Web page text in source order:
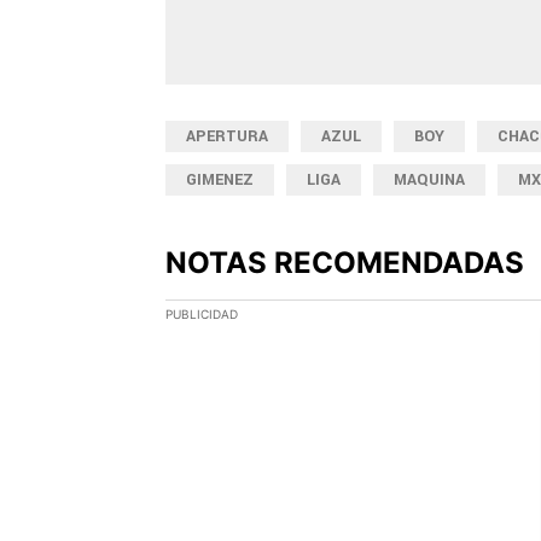
APERTURA AZUL BOY
GIMENEZ
LIGA MAQUINA MX
NOTAS RECOMENDADAS
Este listado muestra los artículos con más
PUBLICIDAD